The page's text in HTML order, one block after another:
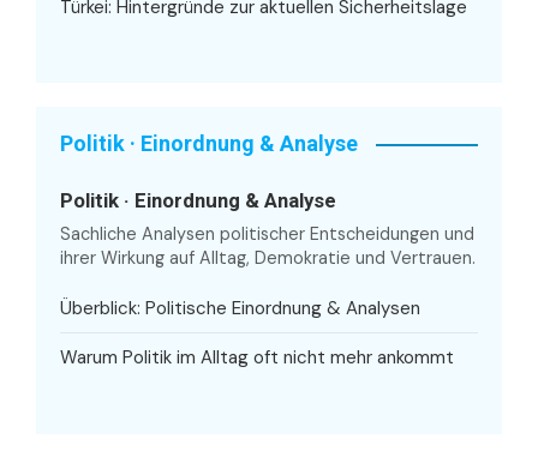
Türkei: Hintergründe zur aktuellen Sicherheitslage
Politik · Einordnung & Analyse
Politik · Einordnung & Analyse
Sachliche Analysen politischer Entscheidungen und
ihrer Wirkung auf Alltag, Demokratie und Vertrauen.
Überblick: Politische Einordnung & Analysen
Warum Politik im Alltag oft nicht mehr ankommt